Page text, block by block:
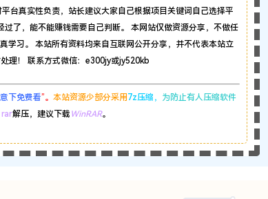
台真实性负责，站长建议大家自己根据项目关键词自己选择平
了，能不能赚钱需要自己判断。 本网站仅做资源分享，不做任
学习。 本站所有资料均来自互联网公开分享，并不代表本站立
理！ 联系方式微信：e300jy或jy520kb
下免费看”。 本站资源少部分采用 7z压缩， 为防止有人压缩软件
解压，建议下载 WinRAR。